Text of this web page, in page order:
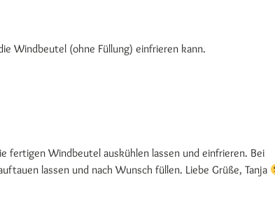
Windbeutel (ohne Füllung) einfrieren kann.
fertigen Windbeutel auskühlen lassen und einfrieren. Bei
lassen und nach Wunsch füllen. Liebe Grüße, Tanja